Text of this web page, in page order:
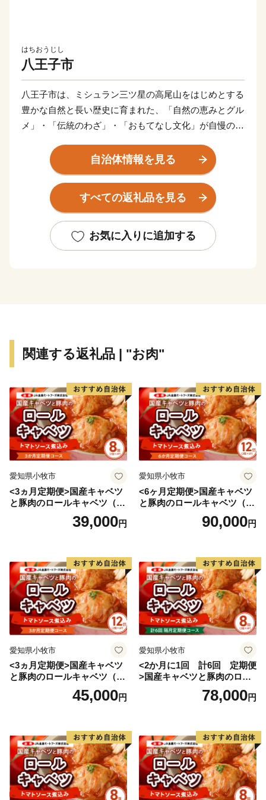
はちおうじし
八王子市
八王子市は、ミシュラン三ツ星の高尾山をはじめとする
豊かな自然と長い歴史に育まれた、「自然の恵みとグル
メ」・「伝統のわざ」・「おもてなし文化」が自慢のま
まちなかでは、おまつりやイベント、個性的なお店がに
ぎやかな毎日を彩ります。一方で、高尾山や陣馬山な
ど、「ここは東京？」と思うほどの自然がすぐそばにあ
ります。
学ぶ、全国有数の「学生のまち」としても知られていま
型」寄附で、ふるさと八王子を応援する皆様のお気持ち
皆様からお預かりした寄附金は、このまちを育んできた
自然・伝統文化を未来につないでいく事業や、子どもた
ちや学生が活躍するまちづくりなどに大切に活用してい
きます。
自治体情報を見る
すべての返礼品を見る
お気に入りに追加する
関連する返礼品 | "お肉"
愛知県小牧市
<3ヵ月定期便>国産キャベツ
と豚肉のロールキャベツ（4P
39,000円
愛知県小牧市
<6ヶ月定期便>国産キャベツ
と豚肉のロールキャベツ（6P
90,000円
愛知県小牧市
<3ヵ月定期便>国産キャベツ
と豚肉のロールキャベツ（6P
45,000円
愛知県小牧市
<2か月に1回 計6回 定期便
>国産キャベツと豚肉のロー
ルキャベツ（4P入り）
78,000円